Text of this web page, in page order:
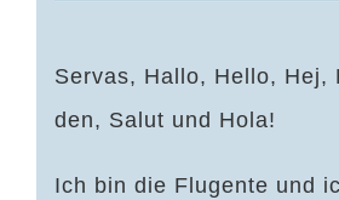
Servas, Hallo, Hello, Hej,
den, Salut und Hola!
Ich bin die Flugente und